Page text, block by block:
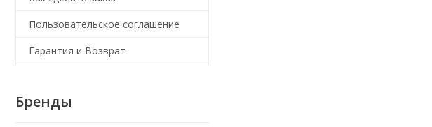
Пользовательское соглашение
Гарантия и Возврат
Бренды